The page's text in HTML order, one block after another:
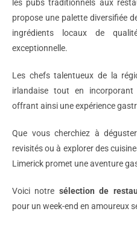
les pubs traditionnels aux
propose une palette diversifiée
ingrédients locaux de
exceptionnelle.
Les chefs talentueux de la
irlandaise tout en incorporant
offrant ainsi une expérience
Que vous cherchiez à
revisités ou à explorer des
Limerick promet une aventure
Voici notre sélection de
pour un week-end en amoureux